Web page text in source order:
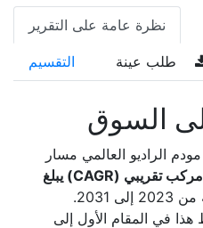
نظرة عامة على التقرير
التقسيم
السوق
الراديو العالمي مسار
نمو سنوي مركب تقريبي (CAGR) يبلغ
خلال الفترة المتوقعة من 2023 إلى 2031.
في المقام الأول إلى